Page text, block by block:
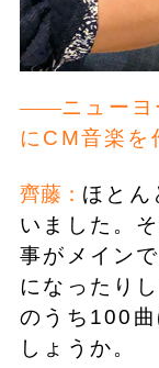
ニュー
にCM音楽を
齊藤： ほとん
いました。
事がメイン
になったり
のうち100
しょうか。